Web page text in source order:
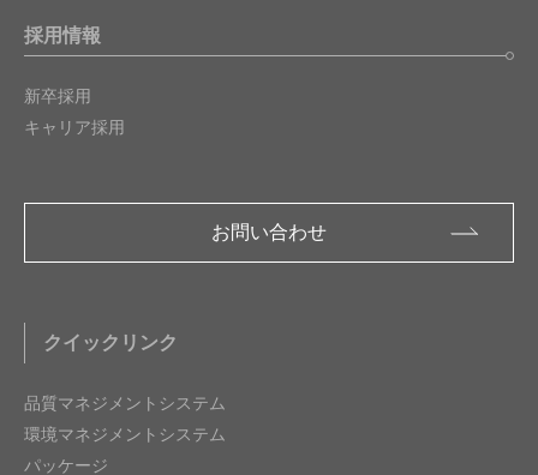
採用情報
新卒採用
キャリア採用
お問い合わせ
クイックリンク
品質マネジメントシステム
環境マネジメントシステム
パッケージ